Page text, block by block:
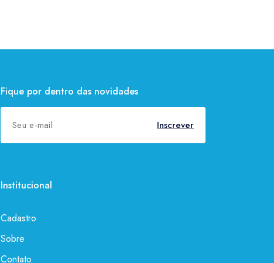
Fique por dentro das novidades
Inscrever
Institucional
Cadastro
Sobre
Contato